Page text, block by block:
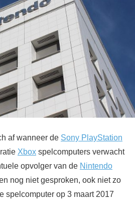
af wanneer de Sony PlayStation
Xbox spelcomputers verwacht
opvolger van de Nintendo
nog niet gesproken, ook niet zo
spelcomputer op 3 maart 2017